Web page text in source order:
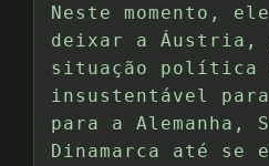
Neste momento,
deixar a Áustria,
situação política
insustentável
para a Alemanha,
Dinamarca até se